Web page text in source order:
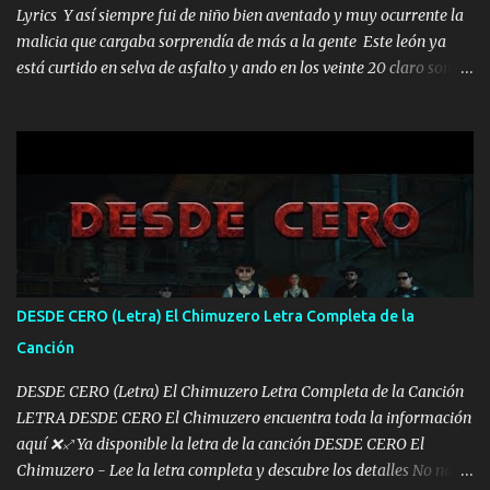
Lyrics Y así siempre fui de niño bien aventado y muy ocurrente la
malicia que cargaba sorprendía de más a la gente Este león ya
está curtido en selva de asfalto y ando en los veinte 20 claro son
pa más pues hay charola les voy a dar hasta topar pues no hay de
otra Música Surcando bien mi camino voy por mi línea no veo a
los lados aquel que no corre vuela no se me duerm voy chicoteado
Ya pasé varias hazañas ya tienen rato que me agarran el colmillo
de este León los estatales no sé esperaron Al tiro esta la PrimiZa
también la nueve que cargo al lado doy la mano al que su amigo y
al traicionero damos pa abajo Y No me paran aquí hay pa más
pues hay charola les voy a dar hasta topar pues no hay de otra...
DESDE CERO (Letra) El Chimuzero Letra Completa de la
Canción
DESDE CERO (Letra) El Chimuzero Letra Completa de la Canción
LETRA DESDE CERO El Chimuzero encuentra toda la información
aquí ❌♐ Ya disponible la letra de la canción DESDE CERO El
Chimuzero - Lee la letra completa y descubre los detalles No nací